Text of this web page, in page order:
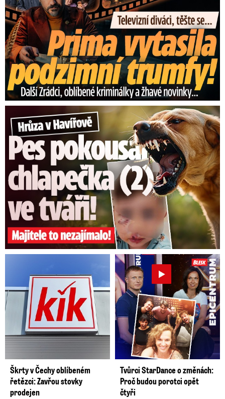
Hrůza v Havířově: Pes pokousal chlapečka (2) ve tváři!
Škrty v Čechy oblíbeném
řetězci: Zavřou stovky
prodejen
Tvůrci StarDance o změnách:
Proč budou porotci opět
čtyři